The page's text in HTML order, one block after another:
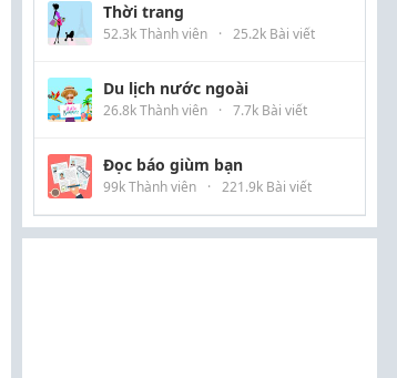
Thời trang
52.3k Thành viên · 25.2k Bài viết
Du lịch nước ngoài
26.8k Thành viên · 7.7k Bài viết
Đọc báo giùm bạn
99k Thành viên · 221.9k Bài viết